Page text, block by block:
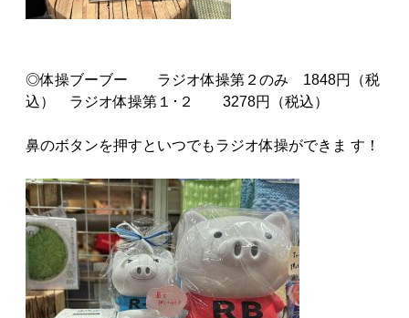
◎体操ブーブー ラジオ体操第２のみ 1848円（税
込） ラジオ体操第１･２ 3278円（税込）
鼻のボタンを押すといつでもラジオ体操ができま す！